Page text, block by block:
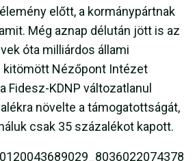
előtt, a kormánypártnak
Még aznap délután jött is az
óta milliárdos állami
kitömött Nézőpont Intézet
Fidesz-KDNP változatlanul
növelte a támogatottságát,
csak 35 százalékot kapott.